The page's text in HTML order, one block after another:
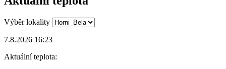
Výběr lokality
7.8.2026 16:23
Aktuální teplota: